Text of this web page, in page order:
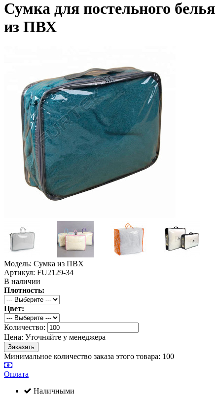
Сумка для постельного белья
из ПВХ
Модель: Сумка из ПВХ
Артикул: FU2129-34
В наличии
Плотность:
Цвет:
Количество:
Цена: Уточняйте у менеджера
Минимальное количество заказа этого товара: 100
Оплата
Наличными